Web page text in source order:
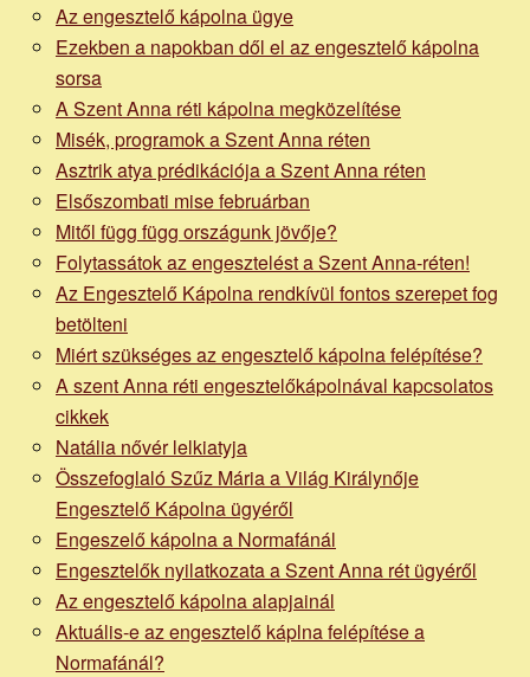
Az engesztelő kápolna ügye
Ezekben a napokban dől el az engesztelő kápolna
sorsa
A Szent Anna réti kápolna megközelítése
Misék, programok a Szent Anna réten
Asztrik atya prédikációja a Szent Anna réten
Elsőszombati mise februárban
Mitől függ függ országunk jövője?
Folytassátok az engesztelést a Szent Anna-réten!
Az Engesztelő Kápolna rendkívül fontos szerepet fog
betölteni
Miért szükséges az engesztelő kápolna felépítése?
A szent Anna réti engesztelőkápolnával kapcsolatos
cikkek
Natália nővér lelkiatyja
Összefoglaló Szűz Mária a Világ Királynője
Engesztelő Kápolna ügyéről
Engeszelő kápolna a Normafánál
Engesztelők nyilatkozata a Szent Anna rét ügyéről
Az engesztelő kápolna alapjainál
Aktuális-e az engesztelő káplna felépítése a
Normafánál?